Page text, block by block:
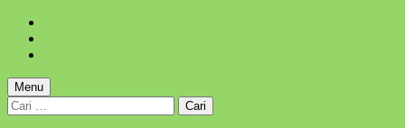
content
footer
Menu
Cari
untuk: